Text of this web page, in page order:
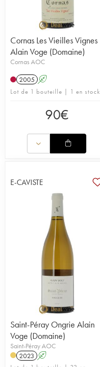
Cornas Les Vieilles Vignes
Alain Voge (Domaine)
Cornas AOC
2005 A
Lot de 1 bouteille | 1 en stock
90€
E-CAVISTE
Saint-Péray Ongrie Alain
Voge (Domaine)
Saint-Péray AOC
2023 A